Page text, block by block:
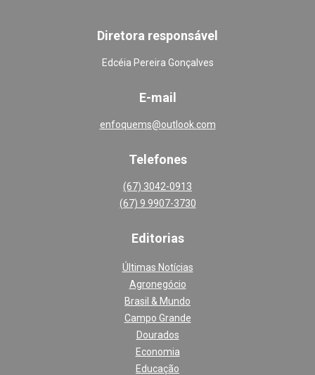
Diretora responsável
Edcéia Pereira Gonçalves
E-mail
enfoquems@outlook.com
Telefones
(67) 3042-0913
(67) 9 9907-3730
Editorias
Últimas Notícias
Agronegócio
Brasil & Mundo
Campo Grande
Dourados
Economia
Educação